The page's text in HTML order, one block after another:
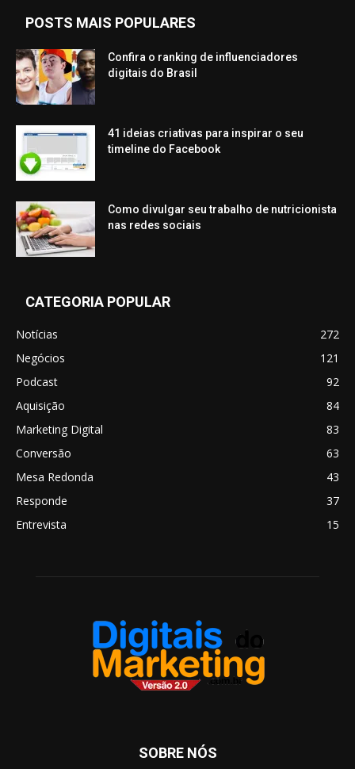
POSTS MAIS POPULARES
Confira o ranking de influenciadores
digitais do Brasil
41 ideias criativas para inspirar o seu
timeline do Facebook
Como divulgar seu trabalho de nutricionista
nas redes sociais
CATEGORIA POPULAR
Notícias
272
Negócios
121
Podcast
92
Aquisição
84
Marketing Digital
83
Conversão
63
Mesa Redonda
43
Responde
37
Entrevista
15
SOBRE NÓS